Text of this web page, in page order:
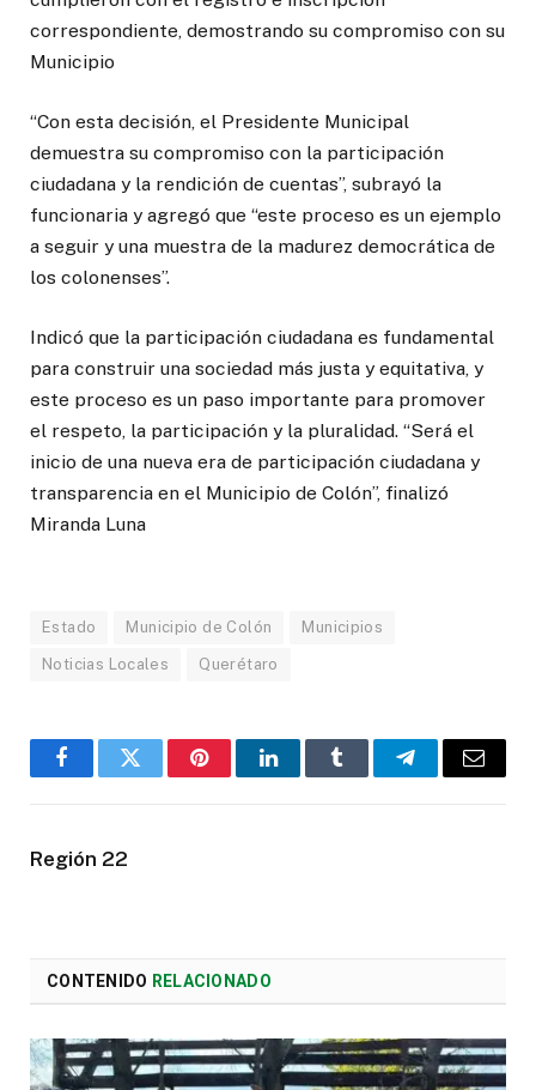
correspondiente, demostrando su compromiso con su
Municipio
“Con esta decisión, el Presidente Municipal
demuestra su compromiso con la participación
ciudadana y la rendición de cuentas”, subrayó la
funcionaria y agregó que “este proceso es un ejemplo
a seguir y una muestra de la madurez democrática de
los colonenses”.
Indicó que la participación ciudadana es fundamental
para construir una sociedad más justa y equitativa, y
este proceso es un paso importante para promover
el respeto, la participación y la pluralidad. “Será el
inicio de una nueva era de participación ciudadana y
transparencia en el Municipio de Colón”, finalizó
Miranda Luna
Estado Municipio de Colón Municipios
Noticias Locales Querétaro
FacebookTwitter PinterestLinkedInTumblr TelegramEmail
Región 22
CONTENIDO RELACIONADO